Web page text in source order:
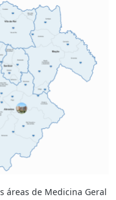
áreas de Medicina Geral